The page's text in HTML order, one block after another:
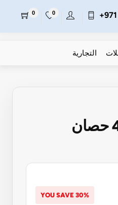
0
0
التجارية
YOU SAVE 30%